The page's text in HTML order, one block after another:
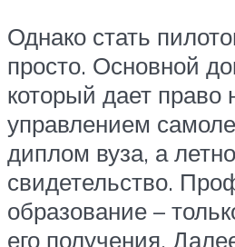
Однако стать
просто. Основной
который дает право
управлением
диплом вуза, а
свидетельство.
образование –
его получения.